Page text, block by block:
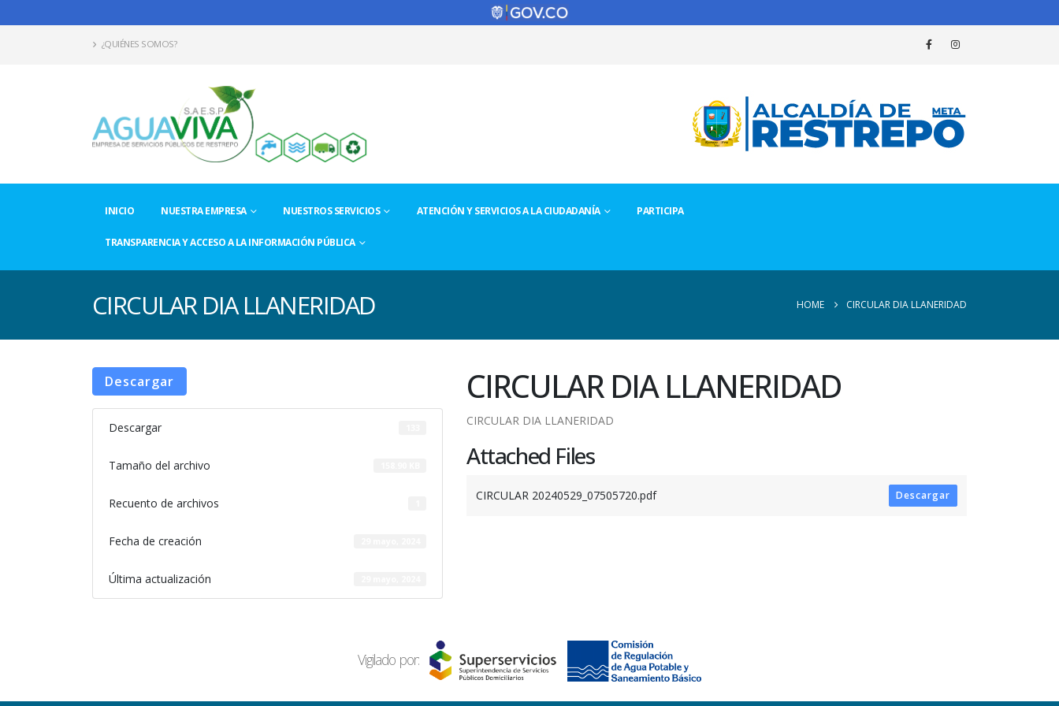
¿QUIÉNES SOMOS?
INICIO NUESTRA EMPRESA NUESTROS SERVICIOS ATENCIÓN Y SERVICIOS A LA CIUDADANÍA PARTICIPA
TRANSPARENCIA Y ACCESO A LA INFORMACIÓN PÚBLICA
CIRCULAR DIA LLANERIDAD HOME CIRCULAR DIA LLANERIDAD
Descargar
Descargar
Tamaño del archivo
Recuento de archivos
Fecha de creación
Última actualización
CIRCULAR DIA LLANERIDAD
CIRCULAR DIA LLANERIDAD
Attached Files
CIRCULAR 20240529_07505720.pdf Descargar
Vigilado por: